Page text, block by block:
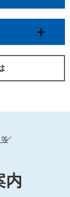
内